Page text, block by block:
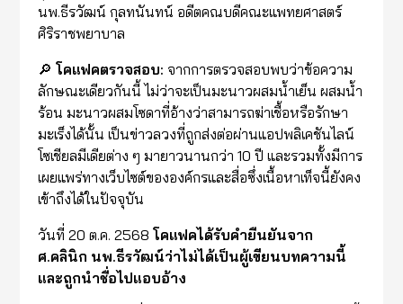
นพ.ธีรวัฒน์ กุลทนันทน์ อดีตคณบดีคณะแพทยศาสตร์
ศิริราชพยาบาล
🔎โคแฟคตรวจสอบ: จากการตรวจสอบพบว่าข้อความ
ลักษณะเดียวกันนี้ ไม่ว่าจะเป็นมะนาวผสมน้ำเย็น ผสมน้ำ
ร้อน มะนาวผสมโซดาที่อ้างว่าสามารถฆ่าเชื้อหรือรักษา
มะเร็งได้นั้น เป็นข่าวลวงที่ถูกส่งต่อผ่านแอปพลิเคชันไลน์
โซเชียลมีเดียต่าง ๆ มายาวนานกว่า 10 ปี และรวมทั้งมีการ
เผยแพร่ทางเว็บไซต์ขององค์กรและสื่อซึ่งเนื้อหาเท็จนี้ยังคง
เข้าถึงได้ในปัจจุบัน
วันที่ 20 ต.ค. 2568โคแฟคได้รับคำยืนยันจาก
ศ.คลินิก นพ.ธีรวัฒน์ว่าไม่ได้เป็นผู้เขียนบทความนี้
และถูกนำชื่อไปแอบอ้าง